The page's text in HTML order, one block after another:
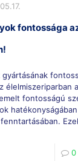
fontossága
élelmiszeriparban
fontosságú
0